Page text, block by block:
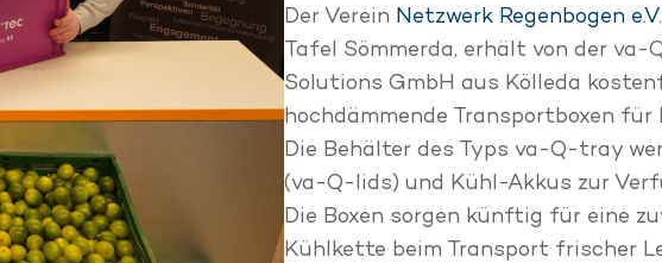
Der Verein Netzwerk Regenbogen e.V.
Tafel Sömmerda, erhält von der va-
Solutions GmbH aus Kölleda
hochdämmende Transportboxen für
Die Behälter des Typs va-Q-tray
(va-Q-lids) und Kühl-Akkus zur
Die Boxen sorgen künftig für eine
Kühlkette beim Transport frischer